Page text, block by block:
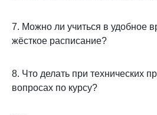
7. Можно ли учиться в удобное
жёсткое расписание?
8. Что делать при технических
вопросах по курсу?